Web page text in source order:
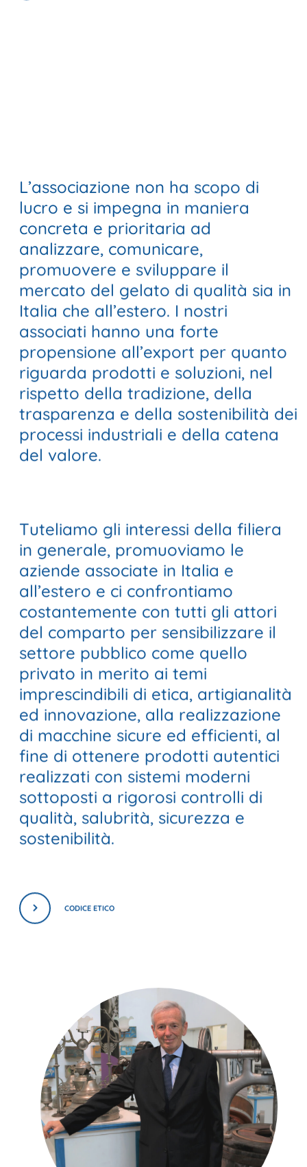
L’associazione non ha scopo di
lucro e si impegna in maniera
concreta e prioritaria ad
analizzare, comunicare,
promuovere e sviluppare il
mercato del gelato di qualità sia in
Italia che all’estero. I nostri
associati hanno una forte
propensione all’export per quanto
riguarda prodotti e soluzioni, nel
rispetto della tradizione, della
trasparenza e della sostenibilità dei
processi industriali e della catena
del valore.
Tuteliamo gli interessi della filiera
in generale, promuoviamo le
aziende associate in Italia e
all’estero e ci confrontiamo
costantemente con tutti gli attori
del comparto per sensibilizzare il
settore pubblico come quello
privato in merito ai temi
imprescindibili di etica, artigianalità
ed innovazione, alla realizzazione
di macchine sicure ed efficienti, al
fine di ottenere prodotti autentici
realizzati con sistemi moderni
sottoposti a rigorosi controlli di
qualità, salubrità, sicurezza e
sostenibilità.
CODICE ETICO